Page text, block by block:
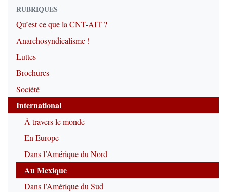
RUBRIQUES
Qu’est ce que la CNT-AIT ?
Anarchosyndicalisme !
Luttes
Brochures
Société
International
À travers le monde
En Europe
Dans l’Amérique du Nord
Au Mexique
Dans l’Amérique du Sud